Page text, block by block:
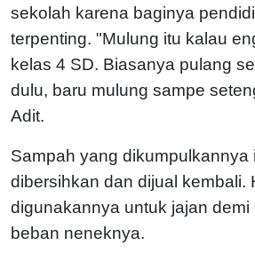
sekolah karena baginya
terpenting. "Mulung itu kalau
kelas 4 SD. Biasanya pulang
dulu, baru mulung sampe
Adit.
Sampah yang dikumpulkannya
dibersihkan dan dijual kembali.
digunakannya untuk jajan demi
beban neneknya.